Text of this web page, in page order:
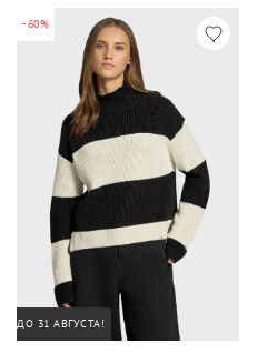
-60%
ДО 31 АВГУСТА!